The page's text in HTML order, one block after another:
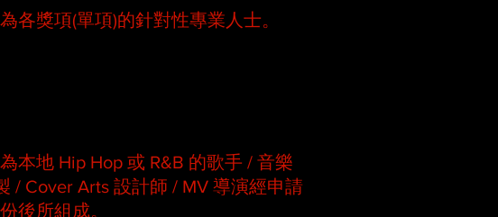
各獎項(單項)的針對性專業人士。
本地 Hip Hop 或 R&B 的歌手 / 音樂
/ Cover Arts 設計師 / MV 導演經申請
後所組成。